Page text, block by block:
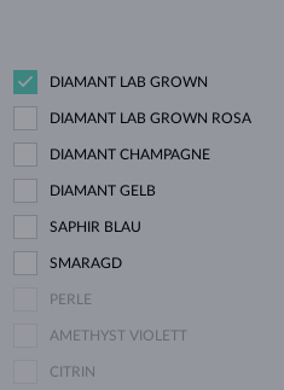
DIAMANT LAB GROWN
DIAMANT LAB GROWN ROSA
DIAMANT CHAMPAGNE
DIAMANT GELB
SAPHIR BLAU
SMARAGD
PERLE
AMETHYST VIOLETT
CITRIN